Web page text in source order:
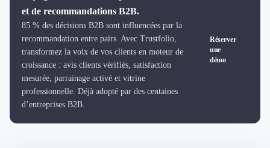
Subventions & Aides
Levée de fonds
Droit des Affaires
Externalisation Administrative
Direction Financière Externalisée (DAF)
Transactions Services
Restructuring
Droit Commercial
Droit du Travail
et de recommandations B2B.
85 % des décisions B2B sont influencées par la
recommandation entre pairs. Avec Trustfolio,
transformez la voix de vos clients en moteur de
croissance : avis clients vérifiés, satisfaction
mesurée, parrainage activé et vitrine
professionnelle. Déjà adopté par des centaines
d’entreprises B2B.
Réserver
une
démo